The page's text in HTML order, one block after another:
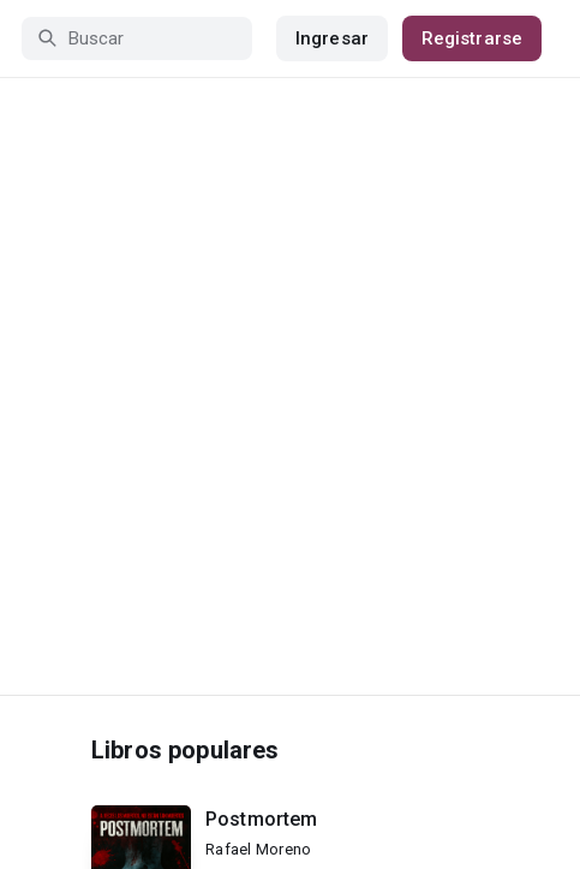
Ingresar Registrarse
Libros populares
Postmortem
Rafael Moreno